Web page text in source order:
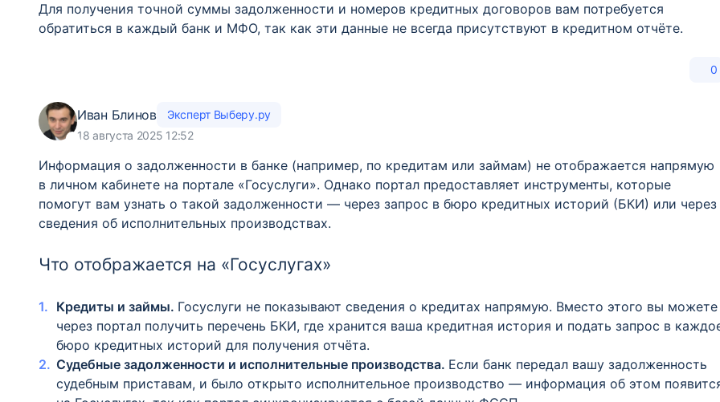
Для получения точной суммы задолженности и номеров кредитных договоров вам потребуется
обратиться в каждый банк и МФО, так как эти данные не всегда присутствуют в кредитном отчёте.
0
Иван Блинов
Эксперт Выберу.ру
18 августа 2025 12:52
Информация о задолженности в банке (например, по кредитам или займам) не отображается напрямую
в личном кабинете на портале «Госуслуги». Однако портал предоставляет инструменты, которые
помогут вам узнать о такой задолженности — через запрос в бюро кредитных историй (БКИ) или через
сведения об исполнительных производствах.
Что отображается на «Госуслугах»
Кредиты и займы. Госуслуги не показывают сведения о кредитах напрямую. Вместо этого вы можете
через портал получить перечень БКИ, где хранится ваша кредитная история и подать запрос в
бюро кредитных историй для получения отчёта.
Судебные задолженности и исполнительные производства. Если банк передал вашу задолженность
судебным приставам, и было открыто исполнительное производство — информация об этом